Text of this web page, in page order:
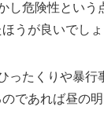
し危険性という
うが良いでしょ
ったくりや暴行
であれば昼の